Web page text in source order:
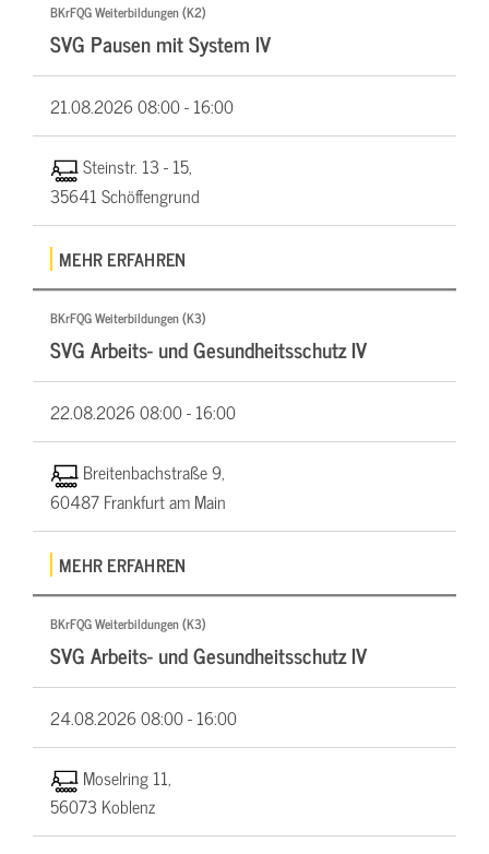
BKrFQG Weiterbildungen (K2)
SVG Pausen mit System IV
21.08.202608:00 - 16:00
Steinstr. 13 - 15,
35641 Schöffengrund
MEHR ERFAHREN
BKrFQG Weiterbildungen (K3)
SVG Arbeits- und Gesundheitsschutz IV
22.08.202608:00 - 16:00
Breitenbachstraße 9,
60487 Frankfurt am Main
MEHR ERFAHREN
BKrFQG Weiterbildungen (K3)
SVG Arbeits- und Gesundheitsschutz IV
24.08.202608:00 - 16:00
Moselring 11,
56073 Koblenz